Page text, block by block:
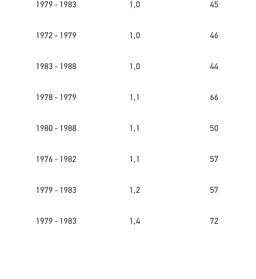
1979 - 1983 1,0 45
1972 - 1979 1,0 46
1983 - 1988 1,0 44
1978 - 1979 1,1 66
1980 - 1988 1,1 50
1976 - 1982 1,1 57
1979 - 1983 1,2 57
1979 - 1983 1,4 72